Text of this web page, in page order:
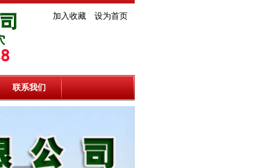
加入收藏 设为首页
联系我们